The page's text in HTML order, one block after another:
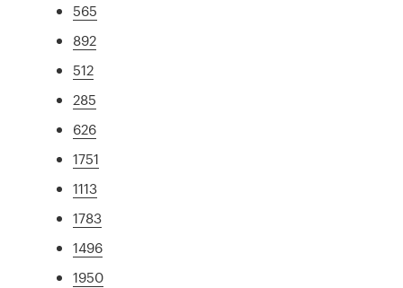
565
892
512
285
626
1751
1113
1783
1496
1950